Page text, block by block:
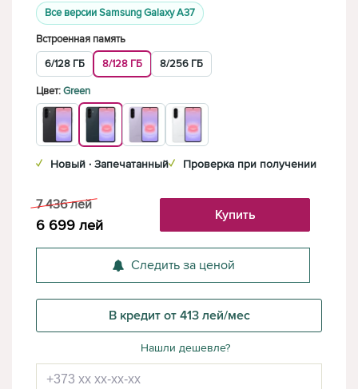
Все версии Samsung Galaxy A37
Встроенная память
6/128 ГБ
8/128 ГБ 8/256 ГБ
Цвет:Green
✓ Новый · Запечатанный✓ Проверка при получении
7 436 лей
6 699 лей
Купить
Следить за ценой
В кредит от 413 лей/мес
Нашли дешевле?